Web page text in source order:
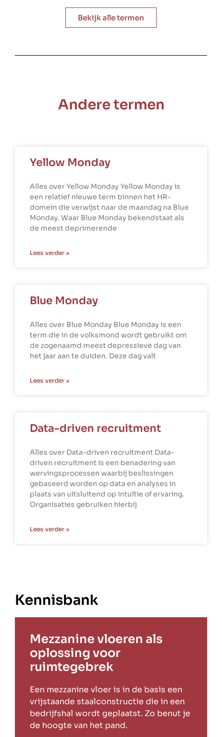
Bekijk alle termen
Andere termen
Yellow Monday
Alles over Yellow Monday Yellow Monday is
een relatief nieuwe term binnen het HR-
domein die verwijst naar de maandag na Blue
Monday. Waar Blue Monday bekendstaat als
de meest deprimerende
Lees verder »
Blue Monday
Alles over Blue Monday Blue Monday is een
term die in de volksmond wordt gebruikt om
de zogenaamd meest depressieve dag van
het jaar aan te duiden. Deze dag valt
Lees verder »
Data-driven recruitment
Alles over Data-driven recruitment Data-
driven recruitment is een benadering van
wervingsprocessen waarbij beslissingen
gebaseerd worden op data en analyses in
plaats van uitsluitend op intuïtie of ervaring.
Organisaties gebruiken hierbij
Lees verder »
Kennisbank
Mezzanine vloeren als
oplossing voor
ruimtegebrek
Een mezzanine vloer is in de basis een
vrijstaande staalconstructie die in een
bedrijfshal wordt geplaatst. Zo benut je
de hoogte van het pand.